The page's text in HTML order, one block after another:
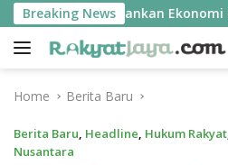
Skip
to
content
Breaking News
Kunci Amankan Ekonomi
Home Berita Baru
Berita Baru, Headline, Hukum Rakyat
Nusantara